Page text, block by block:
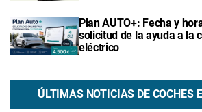
Plan AUTO+: Fecha y
solicitud de la ayuda a la
eléctrico
ÚLTIMAS NOTICIAS DE COCHES